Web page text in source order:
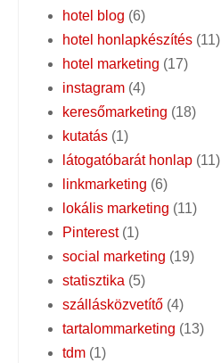
hotel blog (6)
hotel honlapkészítés (11)
hotel marketing (17)
instagram (4)
keresőmarketing (18)
kutatás (1)
látogatóbarát honlap (11)
linkmarketing (6)
lokális marketing (11)
Pinterest (1)
social marketing (19)
statisztika (5)
szállásközvetítő (4)
tartalommarketing (13)
tdm (1)